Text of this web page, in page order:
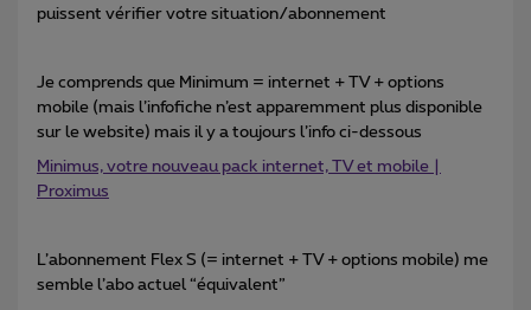
puissent vérifier votre situation/abonnement
Je comprends que Minimum = internet + TV + options
mobile (mais l’infofiche n’est apparemment plus disponible
sur le website) mais il y a toujours l’info ci-dessous
Minimus, votre nouveau pack internet, TV et mobile |
Proximus
L’abonnement Flex S (= internet + TV + options mobile) me
semble l’abo actuel “équivalent”